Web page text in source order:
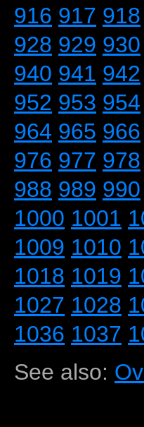
916 917 918
928 929 930
940 941 942
952 953 954
964 965 966
976 977 978
988 989 990
1000 1001
1009 1010
1018 1019
1027 1028
1036 1037
See also: